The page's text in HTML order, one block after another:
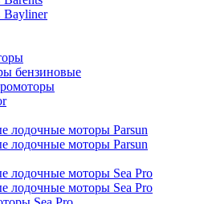
Bayliner
бензиновые
лодочные моторы Parsun
лодочные моторы Parsun
лодочные моторы Sea Pro
лодочные моторы Sea Pro